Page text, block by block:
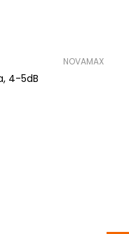
NOVAMAX
4-5dB